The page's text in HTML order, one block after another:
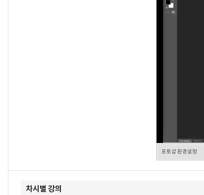
포토샵 환경설정
차시별 강의